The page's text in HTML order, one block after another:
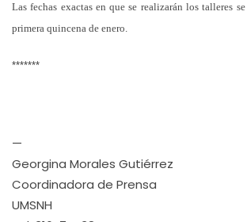
Las fechas exactas en que se realizarán los talleres
primera quincena de enero.
*******
—
Georgina Morales Gutiérrez
Coordinadora de Prensa
UMSNH